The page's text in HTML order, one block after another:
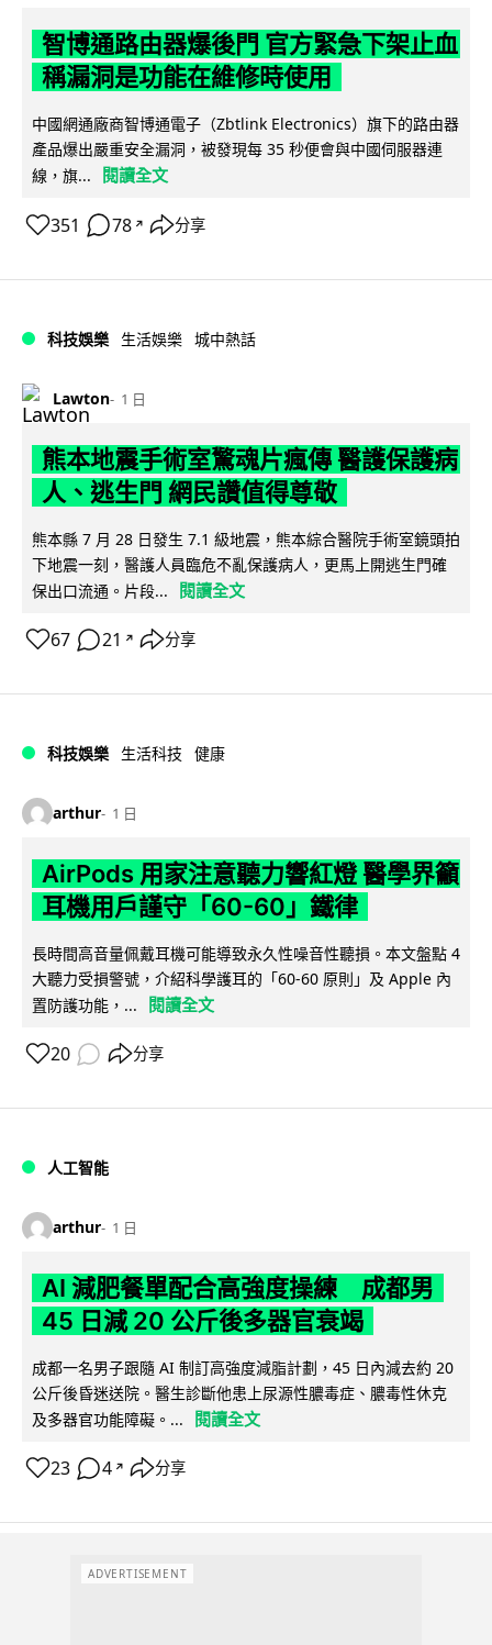
智博通路由器爆後門 官方緊急下架止血
稱漏洞是功能在維修時使用
中國網通廠商智博通電子（Zbtlink Electronics）旗下的路由器
產品爆出嚴重安全漏洞，被發現每 35 秒便會與中國伺服器連
線，旗...
閱讀全文
351 78 ↗ 分享
科技娛樂 生活娛樂 城中熱話
Lawton 1 日
熊本地震手術室驚魂片瘋傳 醫護保護病
人、逃生門 網民讚值得尊敬
熊本縣 7 月 28 日發生 7.1 級地震，熊本綜合醫院手術室鏡頭拍
下地震一刻，醫護人員臨危不亂保護病人，更馬上開逃生門確
保出口流通。片段...
閱讀全文
67 21 ↗ 分享
科技娛樂 生活科技 健康
arthur 1 日
AirPods 用家注意聽力響紅燈 醫學界籲
耳機用戶謹守「60-60」鐵律
長時間高音量佩戴耳機可能導致永久性噪音性聽損。本文盤點 4
大聽力受損警號，介紹科學護耳的「60-60 原則」及 Apple 內
置防護功能，...
閱讀全文
20 分享
人工智能
arthur 1 日
AI 減肥餐單配合高強度操練 成都男
45 日減 20 公斤後多器官衰竭
成都一名男子跟隨 AI 制訂高強度減脂計劃，45 日內減去約 20
公斤後昏迷送院。醫生診斷他患上尿源性膿毒症、膿毒性休克
及多器官功能障礙。...
閱讀全文
23 4 ↗ 分享
ADVERTISEMENT